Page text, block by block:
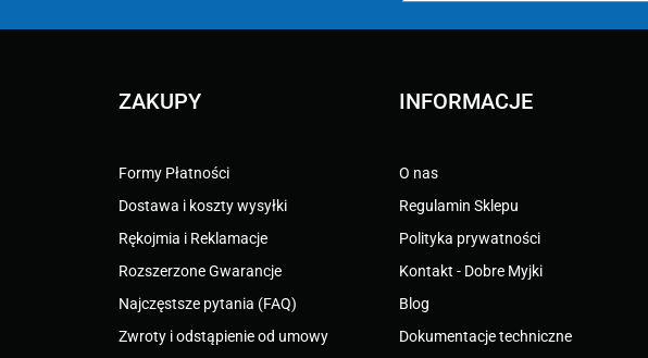
ZAKUPY
Formy Płatności
Dostawa i koszty wysyłki
Rękojmia i Reklamacje
Rozszerzone Gwarancje
Najczęstsze pytania (FAQ)
Zwroty i odstąpienie od umowy
INFORMACJE
O nas
Regulamin Sklepu
Polityka prywatności
Kontakt - Dobre Myjki
Blog
Dokumentacje techniczne